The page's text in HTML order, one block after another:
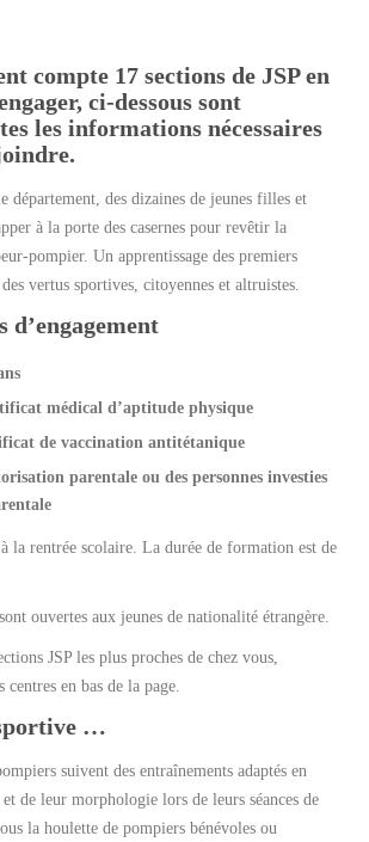
compte 17 sections de JSP en
ci-dessous sont
les informations nécessaires
département, des dizaines de jeunes filles et
à la porte des casernes pour revêtir la
pompier. Un apprentissage des premiers
vertus sportives, citoyennes et altruistes.
d’engagement
médical d’aptitude physique
de vaccination antitétanique
parentale ou des personnes investies
la rentrée scolaire. La durée de formation est de
ouvertes aux jeunes de nationalité étrangère.
JSP les plus proches de chez vous,
centres en bas de la page.
…
suivent des entraînements adaptés en
de leur morphologie lors de leurs séances de
la houlette de pompiers bénévoles ou